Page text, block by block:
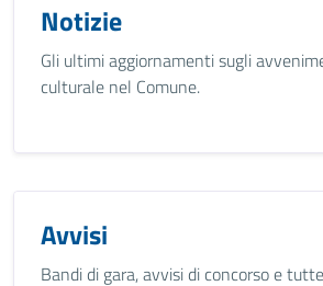
Notizie
Gli ultimi aggiornamenti sugli
culturale nel Comune.
Avvisi
Bandi di gara, avvisi di concorso e